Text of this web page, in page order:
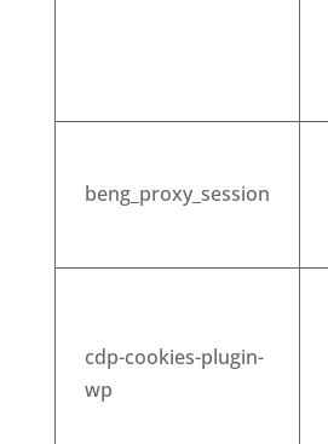
beng_proxy_session
cdp-cookies-plugin-
wp